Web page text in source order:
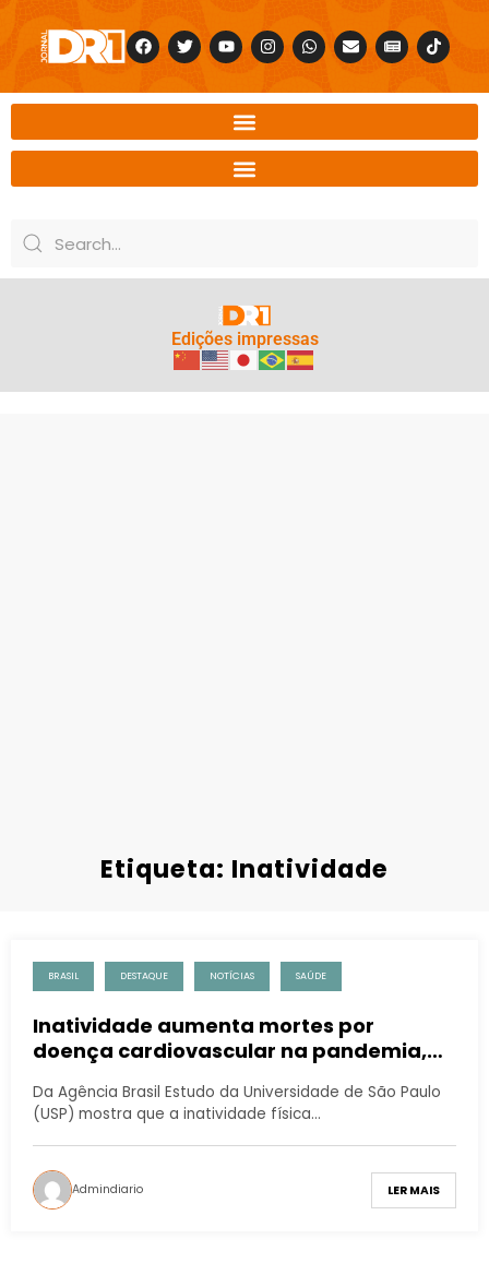
Edições impressas
Etiqueta: Inatividade
BRASIL DESTAQUE NOTÍCIAS SAÚDE
Inatividade aumenta mortes por
doença cardiovascular na pandemia,
Da Agência Brasil Estudo da Universidade de São Paulo
(USP) mostra que a inatividade física…
Admindiario LER MAIS